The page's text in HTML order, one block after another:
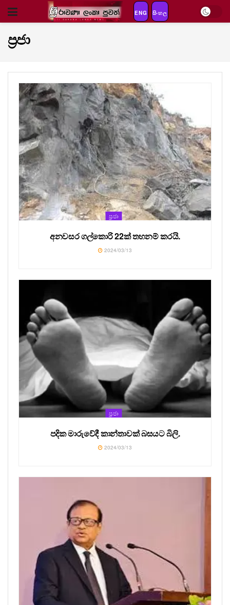
ENG සිංහල
ප්‍රජා
ප්‍රජා
අනවසර ගල්කොරි 22ක් තහනම් කරයි.
2024/03/13
ප්‍රජා
පදික මාරුවේදී කාන්තාවක් බසයට බිලි.
2024/03/13